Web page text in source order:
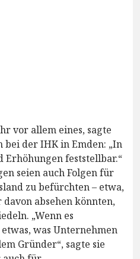
vor allem eines, sagte
bei der IHK in Emden: „In
Erhöhungen feststellbar.“
seien auch Folgen für
zu befürchten – etwa,
absehen könnten,
„Wenn es
was Unternehmen
Gründer“, sagte sie